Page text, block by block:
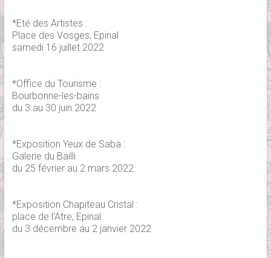
*Eté des Artistes :
Place des Vosges, Epinal
samedi 16 juillet 2022
*Office du Tourisme :
Bourbonne-les-bains
du 3 au 30 juin 2022
*Exposition Yeux de Saba :
Galerie du Bailli
du 25 février au 2 mars 2022
*Exposition Chapiteau Cristal :
place de l'Atre, Epinal
du 3 décembre au 2 janvier 2022